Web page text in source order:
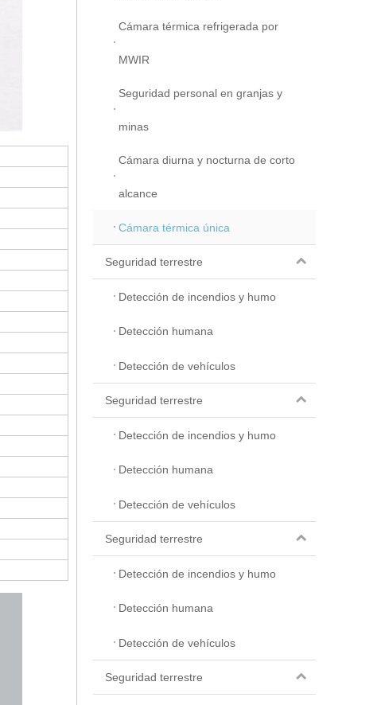
Cámara térmica refrigerada por
MWIR
Seguridad personal en granjas y
minas
Cámara diurna y nocturna de corto
alcance
Cámara térmica única
Seguridad terrestre
Detección de incendios y humo
Detección humana
Detección de vehículos
Seguridad terrestre
Detección de incendios y humo
Detección humana
Detección de vehículos
Seguridad terrestre
Detección de incendios y humo
Detección humana
Detección de vehículos
Seguridad terrestre